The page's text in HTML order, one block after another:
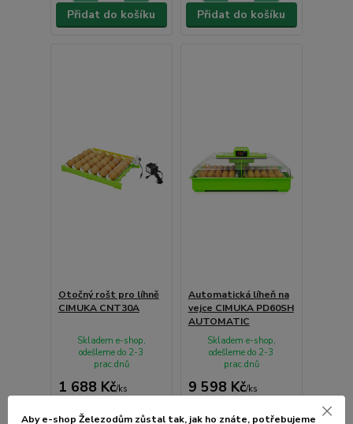
Přidat do košíku Přidat do košíku
Otočný rošt pro líhně
CIMUKA CNT30A
1 688 Kč/ks
Skladem e-shop,
odešleme do 2-3
prac.dnů
Automatická líheň na
vejce CIMUKA PD60SH
AUTOMATIC
9 598 Kč/ks
Skladem e-shop,
odešleme do 2-3
prac.dnů
Aby e-shop Železodům zůstal tak, jak ho znáte, potřebujeme